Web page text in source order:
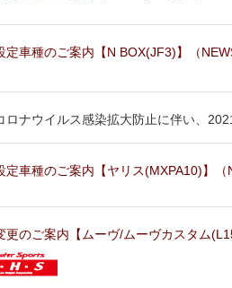
定車種のご案内【N BOX(JF3)】（
ロナウイルス感染拡大防止に伴い、
定車種のご案内【ヤリス(MXPA10)】（
更のご案内【ムーヴ/ムーヴカスタム